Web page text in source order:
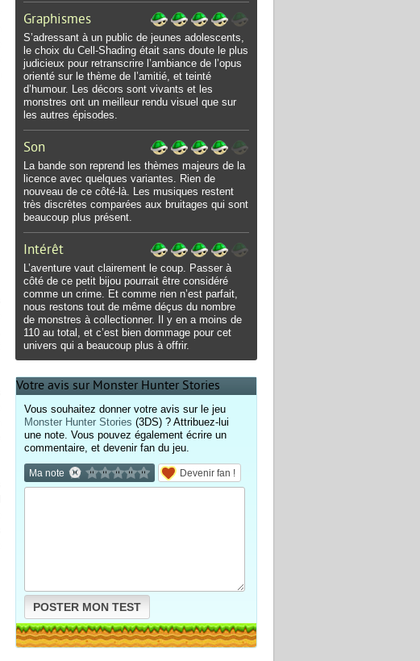
Graphismes
S’adressant à un public de jeunes adolescents,
le choix du Cell-Shading était sans doute le plus
judicieux pour retranscrire l’ambiance de l’opus
orienté sur le thème de l’amitié, et teinté
d’humour. Les décors sont vivants et les
monstres ont un meilleur rendu visuel que sur
les autres épisodes.
Son
La bande son reprend les thèmes majeurs de la
licence avec quelques variantes. Rien de
nouveau de ce côté-là. Les musiques restent
très discrètes comparées aux bruitages qui sont
beaucoup plus présent.
Intérêt
L’aventure vaut clairement le coup. Passer à
côté de ce petit bijou pourrait être considéré
comme un crime. Et comme rien n’est parfait,
nous restons tout de même déçus du nombre
de monstres à collectionner. Il y en a moins de
110 au total, et c’est bien dommage pour cet
univers qui a beaucoup plus à offrir.
Votre avis sur Monster Hunter Stories
Vous souhaitez donner votre avis sur le jeu
Monster Hunter Stories (3DS) ? Attribuez-lui
une note. Vous pouvez également écrire un
commentaire, et devenir fan du jeu.
Ma note Devenir fan !
POSTER MON TEST